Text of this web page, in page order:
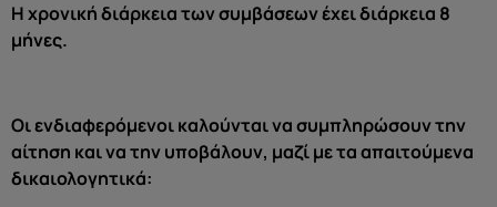
Η χρονική διάρκεια των συμβάσεων έχει διάρκεια 8
μήνες.
Οι ενδιαφερόμενοι καλούνται να συμπληρώσουν την
αίτηση και να την υποβάλουν, μαζί με τα απαιτούμενα
δικαιολογητικά: